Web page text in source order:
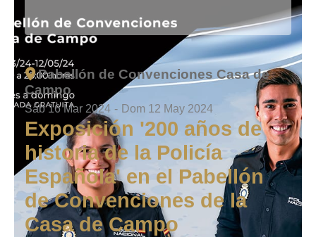
Pabellón de Convenciones Casa de
Campo
Sáb 16 Mar 2024 - Dom 12 May 2024
Exposición '200 años de
historia de la Policía
Española' en el Pabellón
de Convenciones de la
Casa de Campo